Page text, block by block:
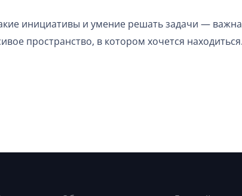
инициативы и умение решать задачи —
пространство, в котором хочется находиться.